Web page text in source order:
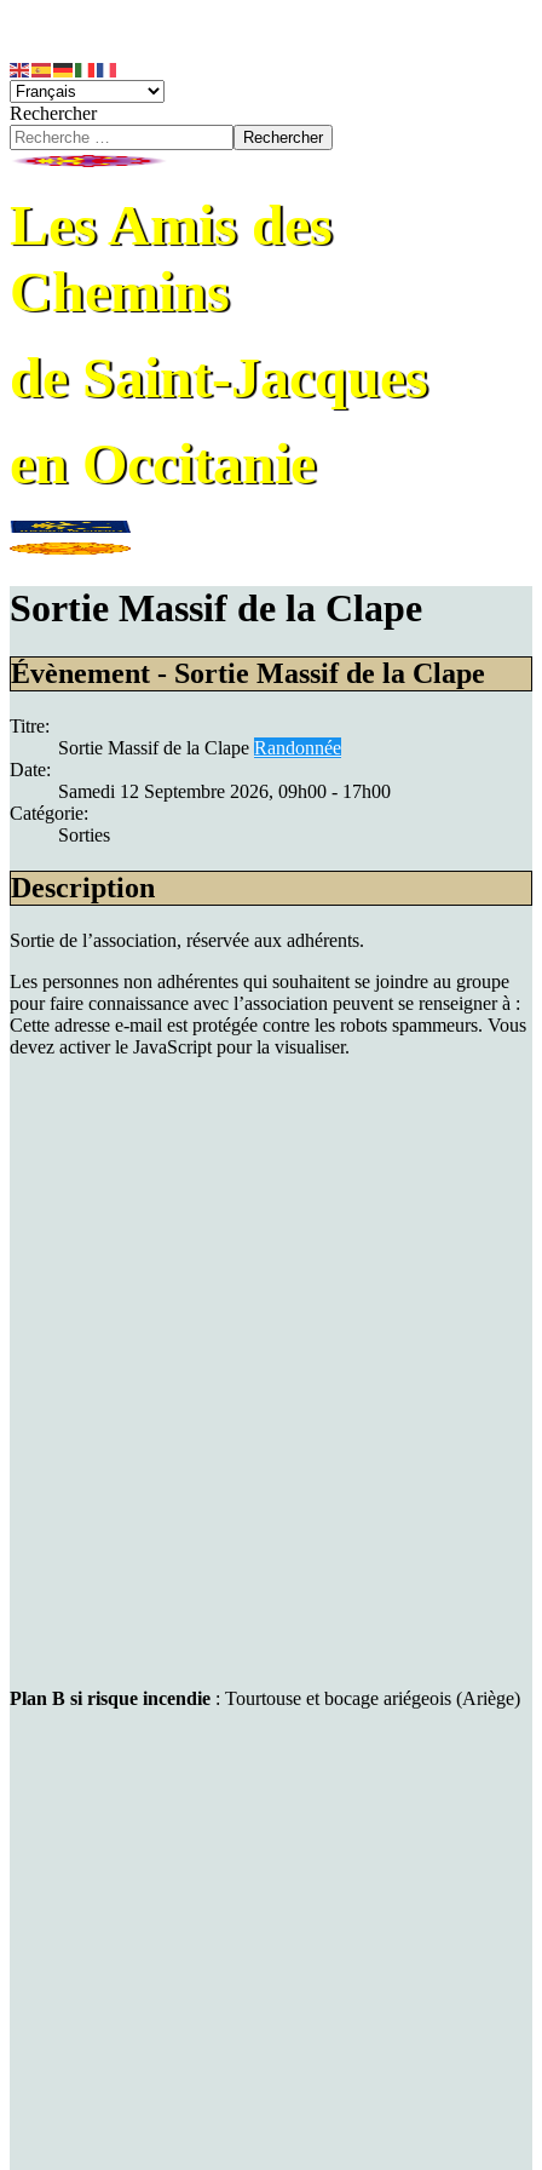
Rechercher
Rechercher
Les Amis des
Chemins
de Saint-Jacques
en Occitanie
Sortie Massif de la Clape
Évènement - Sortie Massif de la Clape
Titre:
Sortie Massif de la Clape Randonnée
Date:
Samedi 12 Septembre 2026, 09h00 - 17h00
Catégorie:
Sorties
Description
Sortie de l’association, réservée aux adhérents.
Les personnes non adhérentes qui souhaitent se joindre au groupe
pour faire connaissance avec l’association peuvent se renseigner à :
Cette adresse e-mail est protégée contre les robots spammeurs. Vous
devez activer le JavaScript pour la visualiser.
Plan B si risque incendie : Tourtouse et bocage ariégeois (Ariège)